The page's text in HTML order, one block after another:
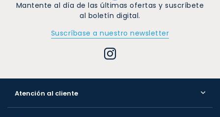
Mantente al día de las últimas ofertas y suscríbete
al boletín digital.
Suscríbase a nuestro newsletter
Atención al cliente